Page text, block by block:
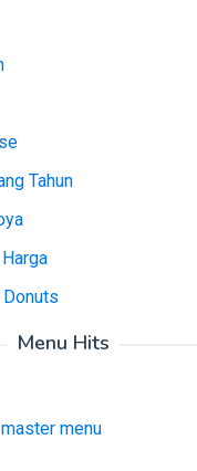
Tahun
Donuts
Menu Hits
menu